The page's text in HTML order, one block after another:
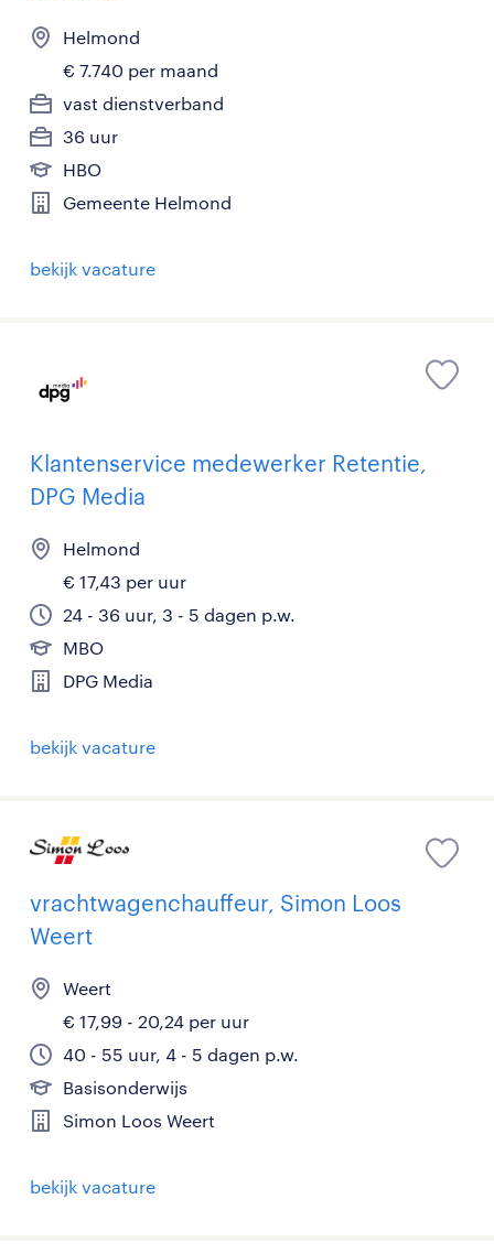
Helmond
€ 7.740 per maand
vast dienstverband
36 uur
HBO
Gemeente Helmond
bekijk vacature
Klantenservice medewerker Retentie,
DPG Media
Helmond
€ 17,43 per uur
24 - 36 uur, 3 - 5 dagen p.w.
MBO
DPG Media
bekijk vacature
vrachtwagenchauffeur, Simon Loos
Weert
Weert
€ 17,99 - 20,24 per uur
40 - 55 uur, 4 - 5 dagen p.w.
Basisonderwijs
Simon Loos Weert
bekijk vacature